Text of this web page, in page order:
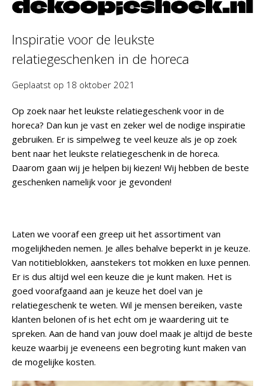
Inspiratie voor de leukste
relatiegeschenken in de horeca
Geplaatst op 18 oktober 2021
Op zoek naar het leukste relatiegeschenk voor in de
horeca? Dan kun je vast en zeker wel de nodige inspiratie
gebruiken. Er is simpelweg te veel keuze als je op zoek
bent naar het leukste relatiegeschenk in de horeca.
Daarom gaan wij je helpen bij kiezen! Wij hebben de beste
geschenken namelijk voor je gevonden!
Laten we vooraf een greep uit het assortiment van
mogelijkheden nemen. Je alles behalve beperkt in je keuze.
Van notitieblokken, aanstekers tot mokken en luxe pennen.
Er is dus altijd wel een keuze die je kunt maken. Het is
goed voorafgaand aan je keuze het doel van je
relatiegeschenk te weten. Wil je mensen bereiken, vaste
klanten belonen of is het echt om je waardering uit te
spreken. Aan de hand van jouw doel maak je altijd de beste
keuze waarbij je eveneens een begroting kunt maken van
de mogelijke kosten.